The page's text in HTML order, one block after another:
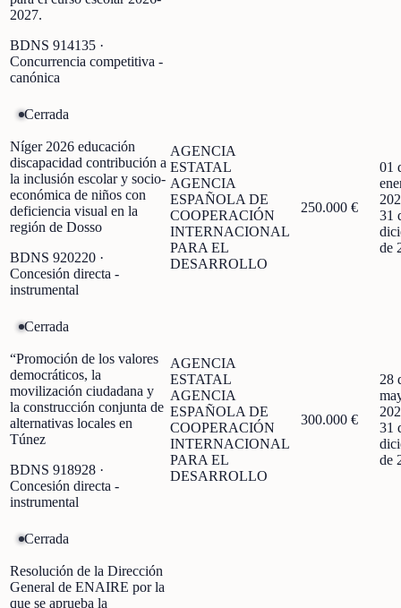
2027.
BDNS 914135 ·
Concurrencia competitiva -
canónica
Cerrada
Níger 2026 educación
discapacidad contribución a
la inclusión escolar y socio-
económica de niños con
deficiencia visual en la
región de Dosso
BDNS 920220 ·
Concesión directa -
instrumental
AGENCIA
ESTATAL
AGENCIA
ESPAÑOLA DE
COOPERACIÓN
INTERNACIONAL
PARA EL
DESARROLLO
250.000 €
01
31
de
Cerrada
“Promoción de los valores
democráticos, la
movilización ciudadana y
la construcción conjunta de
alternativas locales en
Túnez
BDNS 918928 ·
Concesión directa -
instrumental
AGENCIA
ESTATAL
AGENCIA
ESPAÑOLA DE
COOPERACIÓN
INTERNACIONAL
PARA EL
DESARROLLO
300.000 €
28
31
de
Cerrada
Resolución de la Dirección
General de ENAIRE por la
que se aprueba la